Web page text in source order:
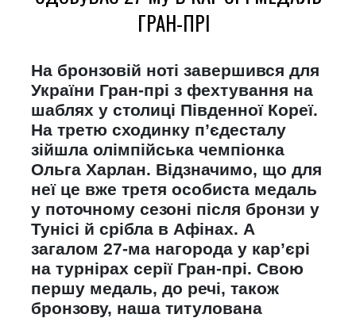
ГРАН-ПРІ
На бронзовій ноті завершився для
України Гран-прі з фехтування на
шаблях у столиці Південної Кореї.
На третю сходинку п’єдесталу
зійшла олімпійська чемпіонка
Ольга Харлан. Відзначимо, що для
неї це вже третя особиста медаль
у поточному сезоні після бронзи у
Тунісі й срібла в Афінах. А
загалом 27-ма нагорода у кар’єрі
на турнірах серії Гран-прі. Свою
першу медаль, до речі, також
бронзову, наша титулована